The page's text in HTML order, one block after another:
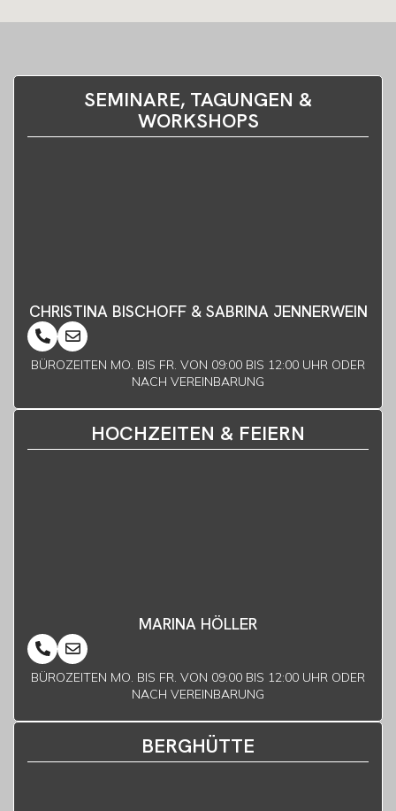
SEMINARE, TAGUNGEN &
WORKSHOPS
CHRISTINA BISCHOFF & SABRINA JENNERWEIN
BÜROZEITEN MO. BIS FR. VON 09:00 BIS 12:00 UHR ODER
NACH VEREINBARUNG
HOCHZEITEN & FEIERN
MARINA HÖLLER
BÜROZEITEN MO. BIS FR. VON 09:00 BIS 12:00 UHR ODER
NACH VEREINBARUNG
BERGHÜTTE